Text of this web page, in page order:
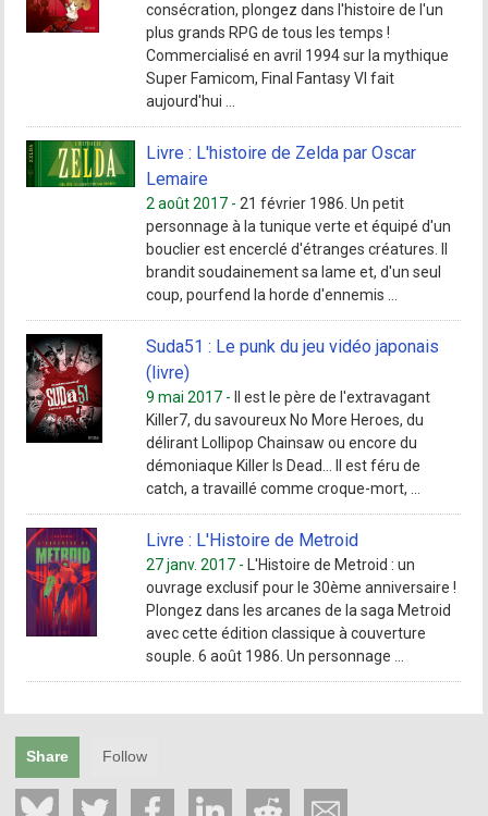
consécration, plongez dans l'histoire de l'un
plus grands RPG de tous les temps !
Commercialisé en avril 1994 sur la mythique
Super Famicom, Final Fantasy VI fait
aujourd'hui ...
Livre : L'histoire de Zelda par Oscar
Lemaire
2 août 2017 - 21 février 1986. Un petit
personnage à la tunique verte et équipé d'un
bouclier est encerclé d'étranges créatures. Il
brandit soudainement sa lame et, d'un seul
coup, pourfend la horde d'ennemis ...
Suda51 : Le punk du jeu vidéo japonais
(livre)
9 mai 2017 -
Il est le père de l'extravagant
Killer7, du savoureux No More Heroes, du
délirant Lollipop Chainsaw ou encore du
démoniaque Killer Is Dead… Il est féru de
catch, a travaillé comme croque-mort, ...
Livre : L'Histoire de Metroid
27 janv. 2017 -
L'Histoire de Metroid : un
ouvrage exclusif pour le 30ème anniversaire !
Plongez dans les arcanes de la saga Metroid
avec cette édition classique à couverture
souple. 6 août 1986. Un personnage ...
Share Follow